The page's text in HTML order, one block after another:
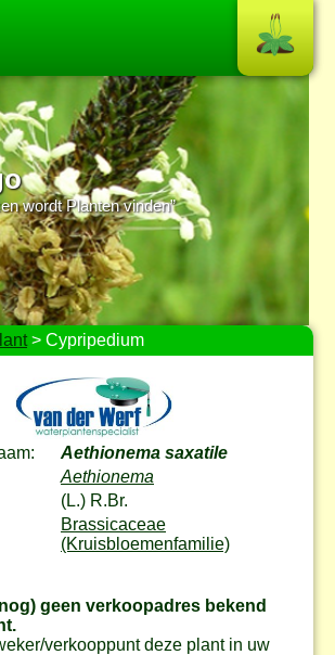
wordt Planten vinden”
> Cypripedium
Aethionema saxatile
Aethionema
(L.) R.Br.
Brassicaceae
(Kruisbloemenfamilie)
geen verkoopadres bekend
verkooppunt deze plant in uw